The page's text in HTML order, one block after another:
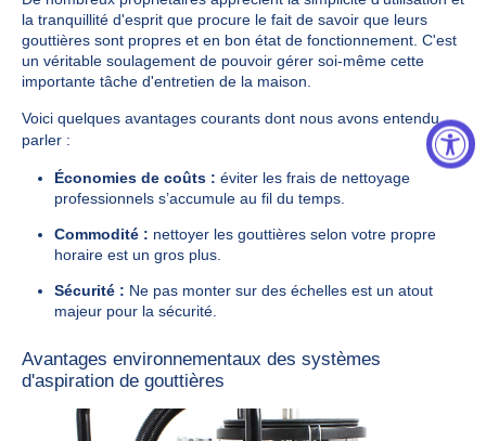
la tranquillité d'esprit que procure le fait de savoir que leurs
gouttières sont propres et en bon état de fonctionnement. C'est
un véritable soulagement de pouvoir gérer soi-même cette
importante tâche d'entretien de la maison.
Voici quelques avantages courants dont nous avons entendu
parler :
Économies de coûts : éviter les frais de nettoyage
professionnels s’accumule au fil du temps.
Commodité : nettoyer les gouttières selon votre propre
horaire est un gros plus.
Sécurité : Ne pas monter sur des échelles est un atout
majeur pour la sécurité.
Avantages environnementaux des systèmes
d'aspiration de gouttières